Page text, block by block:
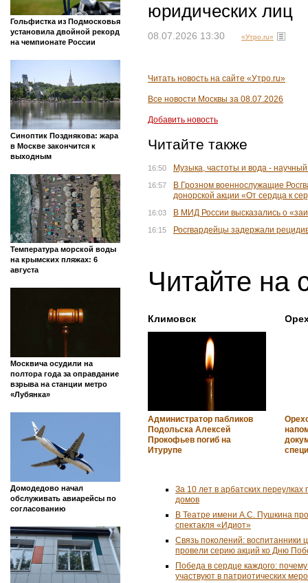
Гольфистка из Подмосковья
установила двойной рекорд
на чемпионате России
Синоптик Позднякова: жара
в Москве закончится к
выходным
Температура морской воды
на крымских пляжах: 6
августа
Москвича осудили на
полтора года за оправдание
взрыва на станции метро
«Лубянка»
Домодедово начал
обслуживать авиарейсы по
согласованию
юридических лиц
08.07.2026 13:30 «Утро.ru»
Читать новость на сайте «Утро.ru»
Все новости Москвы за 08.07.2026
Добавить новость
Читайте также
16:50 Музыка, частоты и вода -
16:57
В Грозном военнослужащие
донорской акции «От сердца к
16:03 В МИД России высказались о
16:15 Росгвардейцы задержали
Читайте на
Климовск
Администратор пабликов
Подольска Алексей
Прокофьев погиб на
Итурупе
За 10 лет в арбатских переулках
домов
В Театре имени А.С. Пушкина
спектакля «Идиот»
Связь поколений: воспитанники
провели серию акций ко Дню
Победа в сердце каждого:
участвуют в патриотических